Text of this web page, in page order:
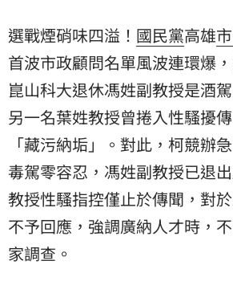
身家調查。
選戰煙硝味四溢！ 國民黨高雄
首波市政顧問名單風波連環爆
崑山科大退休馮姓副教授是酒
另一名葉姓教授曾捲入性騷擾
「藏污納垢」。對此，柯競辦
毒駕零容忍，馮姓副教授已退
教授性騷指控僅止於傳聞，對
不予回應，強調廣納人才時，
家調查。